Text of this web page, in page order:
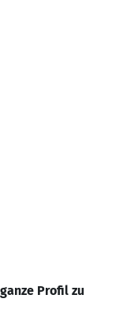
Profil zu